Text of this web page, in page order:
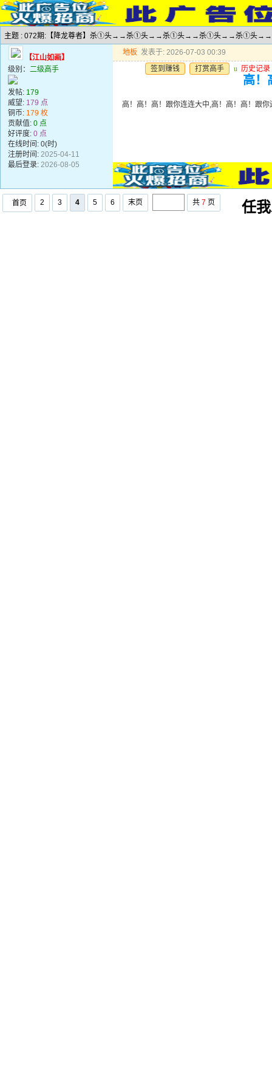
主题 : 072期:【降龙尊者】杀①头→→杀①头→→杀①头→→杀①头→→杀①头→→
【江山如画】
级别： 二级高手
发帖: 179
威望: 179 点
铜币: 179 枚
贡献值: 0 点
好评度: 0 点
在线时间: 0(时)
注册时间: 2025-04-11
最后登录: 2026-08-05
地板 发表于: 2026-07-03 00:39
签到赚钱
打赏高手 u 历史记录
高！
高！高！高！跟你连连大中,高！高！高！跟你
首页 2 3 4 5 6 末页 共 7 页 任我